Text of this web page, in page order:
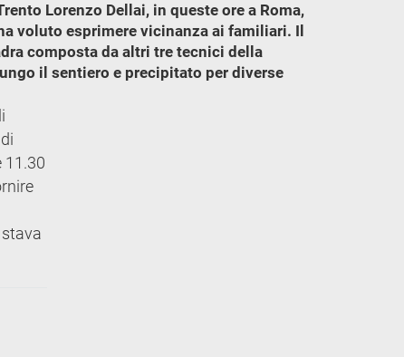
Lorenzo Dellai, in queste ore a Roma,
voluto esprimere vicinanza ai familiari. Il
composta da altri tre tecnici della
il sentiero e precipitato per diverse
11.30